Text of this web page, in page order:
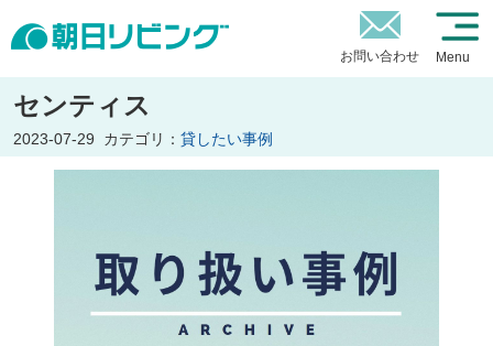
お問い合わせ Menu
センティス
2023-07-29 カテゴリ： 貸したい事例